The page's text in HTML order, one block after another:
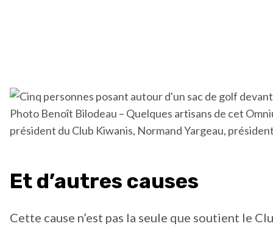
Photo Benoît Bilodeau – Quelques artisans de cet
président du Club Kiwanis, Normand Yargeau,
Et d’autres causes
Cette cause n’est pas la seule que soutient le